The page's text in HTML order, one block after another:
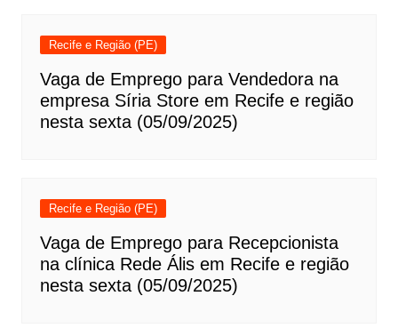
Recife e Região (PE)
Vaga de Emprego para Vendedora na
empresa Síria Store em Recife e região
nesta sexta (05/09/2025)
Recife e Região (PE)
Vaga de Emprego para Recepcionista
na clínica Rede Ális em Recife e região
nesta sexta (05/09/2025)